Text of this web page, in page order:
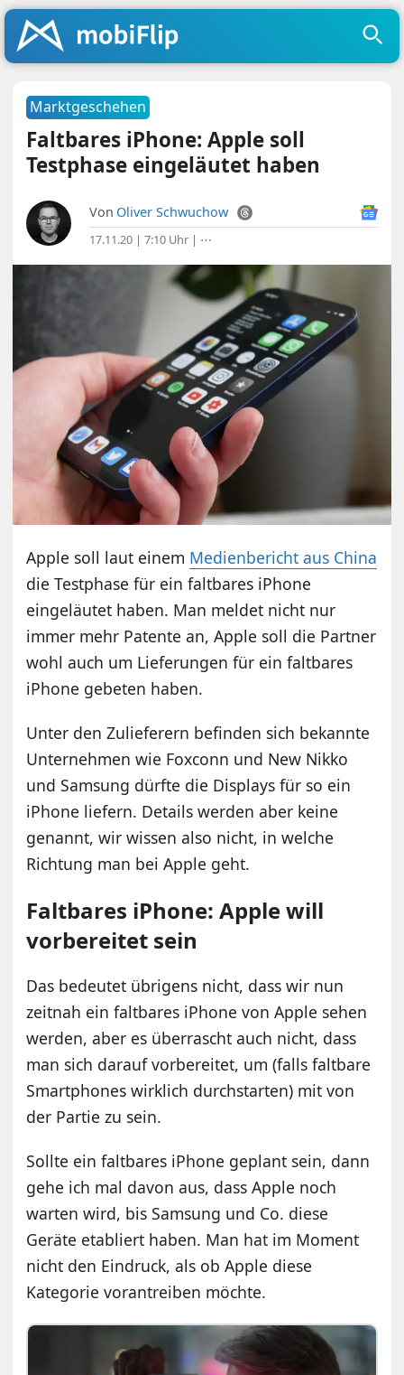
Marktgeschehen
Faltbares iPhone: Apple soll
Testphase eingeläutet haben
Von Oliver Schwuchow
17.11.20 | 7:10 Uhr | ⋯
Apple soll laut einem Medienbericht aus China
die Testphase für ein faltbares iPhone
eingeläutet haben. Man meldet nicht nur
immer mehr Patente an, Apple soll die Partner
wohl auch um Lieferungen für ein faltbares
iPhone gebeten haben.
Unter den Zulieferern befinden sich bekannte
Unternehmen wie Foxconn und New Nikko
und Samsung dürfte die Displays für so ein
iPhone liefern. Details werden aber keine
genannt, wir wissen also nicht, in welche
Richtung man bei Apple geht.
Faltbares iPhone: Apple will
vorbereitet sein
Das bedeutet übrigens nicht, dass wir nun
zeitnah ein faltbares iPhone von Apple sehen
werden, aber es überrascht auch nicht, dass
man sich darauf vorbereitet, um (falls faltbare
Smartphones wirklich durchstarten) mit von
der Partie zu sein.
Sollte ein faltbares iPhone geplant sein, dann
gehe ich mal davon aus, dass Apple noch
warten wird, bis Samsung und Co. diese
Geräte etabliert haben. Man hat im Moment
nicht den Eindruck, als ob Apple diese
Kategorie vorantreiben möchte.